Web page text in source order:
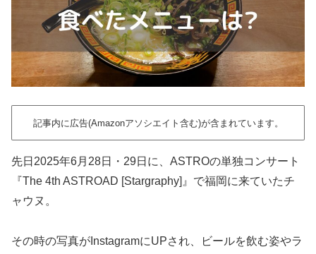
記事内に広告(Amazonアソシエイト含む)が含まれています。
先日2025年6月28日・29日に、ASTROの単独コンサート
『The 4th ASTROAD [Stargraphy]』で福岡に来ていたチ
ャウヌ。
その時の写真がInstagramにUPされ、ビールを飲む姿やラ